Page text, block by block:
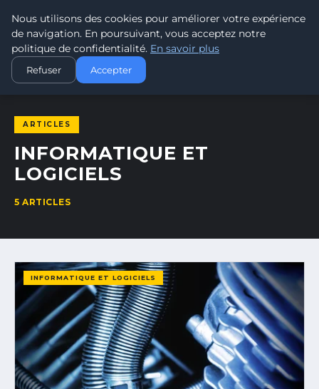
RÉFÉRENCEMENT SITE
EXPERTISE SEO POUR VOTRE VISIBILITÉ EN LIGNE
ACCUEIL INFORMATIQUE ET LOGICIELS
ARTICLES
INFORMATIQUE ET
LOGICIELS
5 ARTICLES
INFORMATIQUE ET LOGICIELS
Nous utilisons des cookies pour améliorer votre expérience
de navigation. En poursuivant, vous acceptez notre
politique de confidentialité. En savoir plus
Refuser Accepter